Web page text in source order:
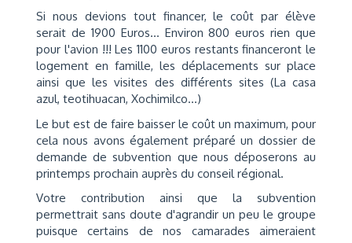
Si nous devions tout financer, le coût par élève
serait de 1900 Euros... Environ 800 euros rien que
pour l'avion !!! Les 1100 euros restants financeront le
logement en famille, les déplacements sur place
ainsi que les visites des différents sites (La casa
azul, teotihuacan, Xochimilco...)
Le but est de faire baisser le coût un maximum, pour
cela nous avons également préparé un dossier de
demande de subvention que nous déposerons au
printemps prochain auprès du conseil régional.
Votre contribution ainsi que la subvention
permettrait sans doute d'agrandir un peu le groupe
puisque certains de nos camarades aimeraient